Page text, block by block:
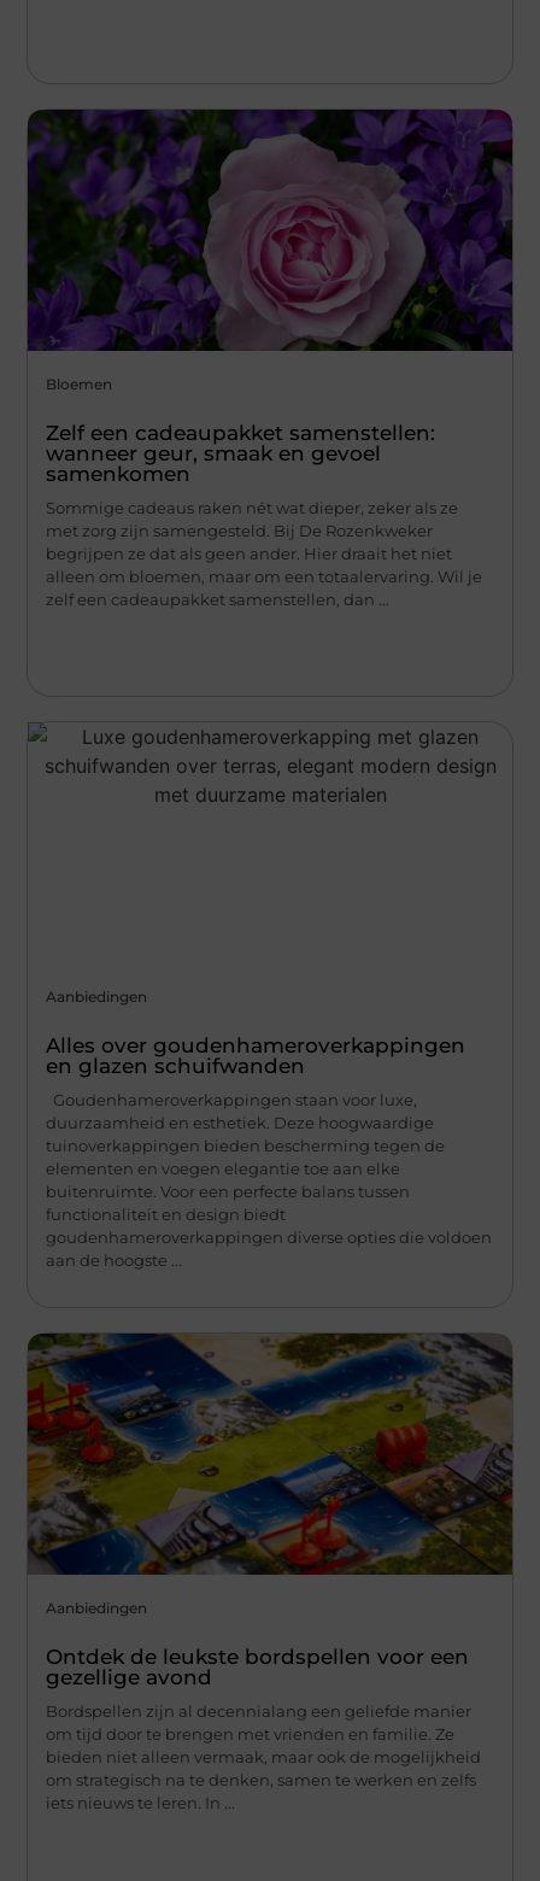
Bloemen
Zelf een cadeaupakket samenstellen:
wanneer geur, smaak en gevoel
samenkomen
Sommige cadeaus raken nét wat dieper, zeker als ze
met zorg zijn samengesteld. Bij De Rozenkweker
begrijpen ze dat als geen ander. Hier draait het niet
alleen om bloemen, maar om een totaalervaring. Wil je
zelf een cadeaupakket samenstellen, dan ...
Aanbiedingen
Alles over goudenhameroverkappingen
en glazen schuifwanden
Goudenhameroverkappingen staan voor luxe,
duurzaamheid en esthetiek. Deze hoogwaardige
tuinoverkappingen bieden bescherming tegen de
elementen en voegen elegantie toe aan elke
buitenruimte. Voor een perfecte balans tussen
functionaliteit en design biedt
goudenhameroverkappingen diverse opties die voldoen
aan de hoogste ...
Aanbiedingen
Ontdek de leukste bordspellen voor een
gezellige avond
Bordspellen zijn al decennialang een geliefde manier
om tijd door te brengen met vrienden en familie. Ze
bieden niet alleen vermaak, maar ook de mogelijkheid
om strategisch na te denken, samen te werken en zelfs
iets nieuws te leren. In ...